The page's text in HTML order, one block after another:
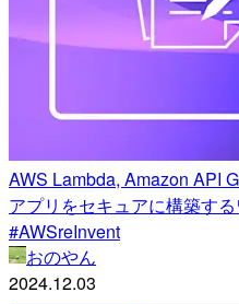
AWS Lambda, Amazon API
アプリをセキュアに構築す
#AWSreInvent
おのやん
2024.12.03